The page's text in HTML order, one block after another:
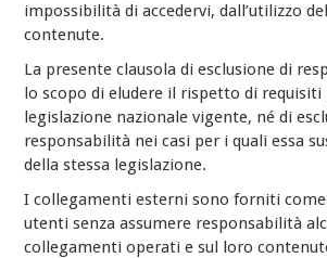
impossibilità di accedervi, dall’utilizzo
contenute.
La presente clausola di esclusione di
lo scopo di eludere il rispetto di
legislazione nazionale vigente, né di
responsabilità nei casi per i quali essa
della stessa legislazione.
I collegamenti esterni sono forniti
utenti senza assumere responsabilità
collegamenti operati e sul loro